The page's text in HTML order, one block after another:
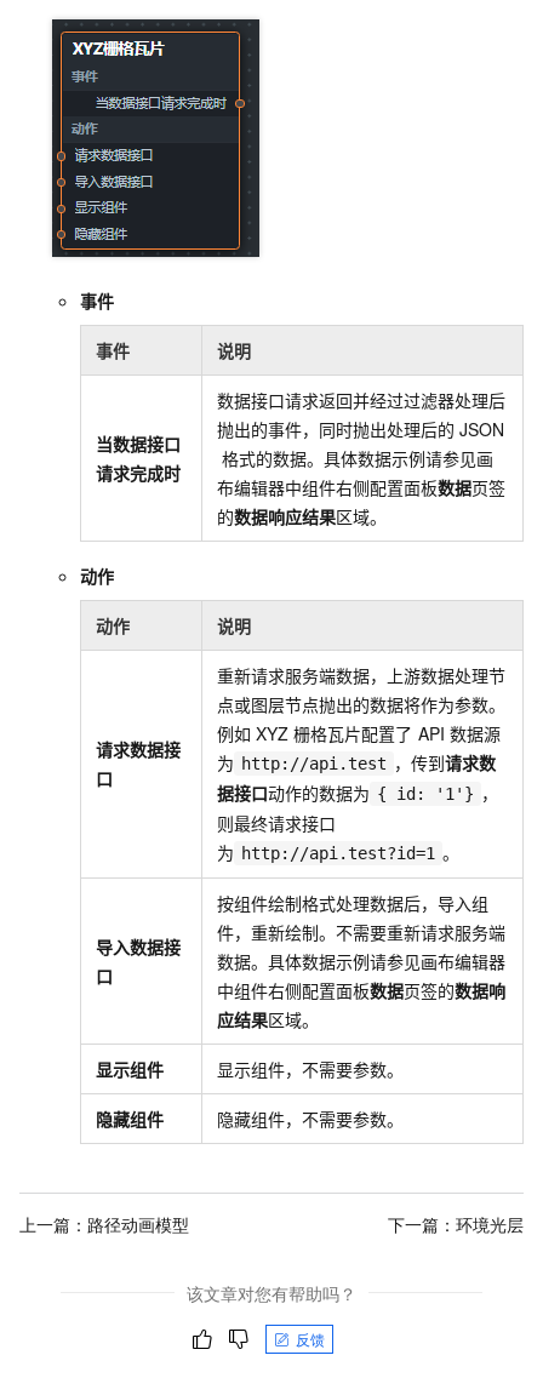
事件
事件 说明
当数据接口
请求完成时
数据接口请求返回并经过过滤器处理后
抛出的事件，同时抛出处理后的 JSON
格式的数据。具体数据示例请参见画
布编辑器中组件右侧配置面板数据页签
的数据响应结果区域。
动作
动作 说明
请求数据接
口
重新请求服务端数据，上游数据处理节
点或图层节点抛出的数据将作为参数。
例如 XYZ 栅格瓦片配置了 API 数据源
为 http://api.test ，传到请求数
据接口动作的数据为 { id: '1'} ，
则最终请求接口
为 http://api.test?id=1 。
导入数据接
口
按组件绘制格式处理数据后，导入组
件，重新绘制。不需要重新请求服务端
数据。具体数据示例请参见画布编辑器
中组件右侧配置面板数据页签的数据响
应结果区域。
显示组件 显示组件，不需要参数。
隐藏组件 隐藏组件，不需要参数。
上一篇： 路径动画模型 下一篇： 环境光层
该文章对您有帮助吗？
反馈